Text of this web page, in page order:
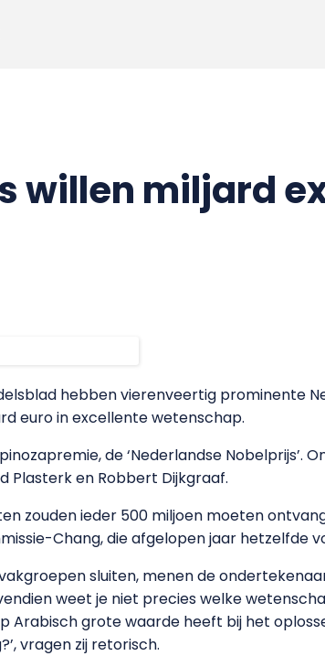
willen miljard
hebben vierenveertig prominente
euro in excellente wetenschap.
de ‘Nederlandse Nobelprijs’.
Plasterk en Robbert Dijkgraaf.
zouden ieder 500 miljoen moeten
Chang, die afgelopen jaar hetzelfde
sluiten, menen de
weet je niet precies welke
Arabisch grote waarde heeft bij het
vragen zij retorisch.